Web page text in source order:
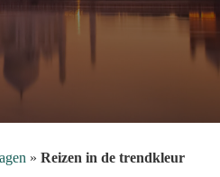
» Reizen in de trendkleur